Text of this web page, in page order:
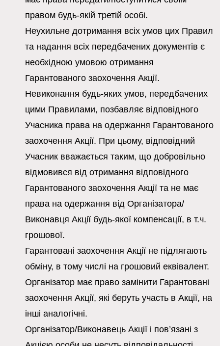
правом будь-якій третій особі.
Неухильне дотримання всіх умов цих Правил
та надання всіх передбачених документів є
необхідною умовою отримання
Гарантованого заохочення Акції.
Невиконання будь-яких умов, передбачених
цими Правилами, позбавляє відповідного
Учасника права на одержання Гарантованого
заохочення Акції. При цьому, відповідний
Учасник вважається таким, що добровільно
відмовився від отримання відповідного
Гарантованого заохочення Акції та не має
права на одержання від Організатора/
Виконавця Акції будь-якої компенсації, в т.ч.
грошової.
Гарантовані заохочення Акції не підлягають
обміну, в тому числі на грошовий еквівалент.
Організатор має право замінити Гарантовані
заохочення Акції, які беруть участь в Акції, на
інші аналогічні.
Організатор/Виконавець Акції і пов’язані з